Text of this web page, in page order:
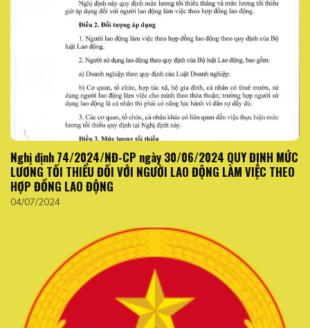
Nghị định 74/2024/NĐ-CP ngày 30/06/2024 QUY ĐỊNH MỨC
LƯƠNG TỐI THIỂU ĐỐI VỚI NGƯỜI LAO ĐỘNG LÀM VIỆC THEO
HỢP ĐỒNG LAO ĐỘNG
04/07/2024